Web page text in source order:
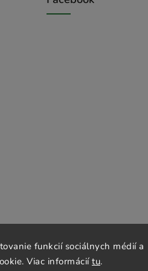
funkcií sociálnych médií a
Viac informácií tu.